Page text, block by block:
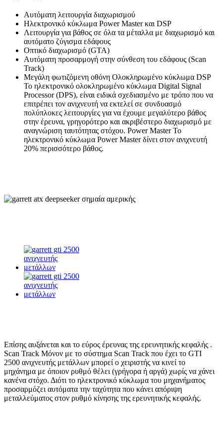
Αυτόματη λειτουργία διαχωρισμού
Ηλεκτρονικό κύκλωμα Power Master και DSP
Λειτουργία για βάθος σε όλα τα μέταλλα με διαχωρισμό και
αυτόματο ζύγισμα εδάφους
Οπτικό διαχωρισμό (GTA)
Αυτόματη προσαρμογή στην σύνθεση του εδάφους (Scan
Track)
Μεγάλη φωτιζόμενη οθόνη Ολοκληρωμένο κύκλωμα DSP
Το ηλεκτρονικό ολοκληρωμένο κύκλωμα Digital Signal
Processor (DPS), είναι ειδικά σχεδιασμένο με τρόπο που να
επιτρέπει τον ανιχνευτή να εκτελεί σε συνδυασμό
πολύπλοκες λειτουργίες για να έχουμε μεγαλύτερο βάθος
στην έρευνα, γρηγορότερο και ακριβέστερο διαχωρισμό με
αναγνώριση ταυτότητας στόχου. Power Master Το
ηλεκτρονικό κύκλωμα Power Master δίνει στον ανιχνευτή
20% περισσότερο βάθος.
Επίσης αυξάνεται και το εύρος έρευνας της ερευνητικής κεφαλής .
Scan Track Μόνον με το σύστημα Scan Track που έχει το GTI
2500 ανιχνευτής μετάλλων μπορεί ο χειριστής να κινεί το
μηχάνημα με όποιον ρυθμό θέλει (γρήγορα ή αργά) χωρίς να χάνει
κανένα στόχο. Διότι το ηλεκτρονικό κύκλωμα του μηχανήματος
προσαρμόζει αυτόματα την ταχύτητα που κάνει απόριψη
μεταλλεύματος στον ρυθμό κίνησης της ερευνητικής κεφαλής.